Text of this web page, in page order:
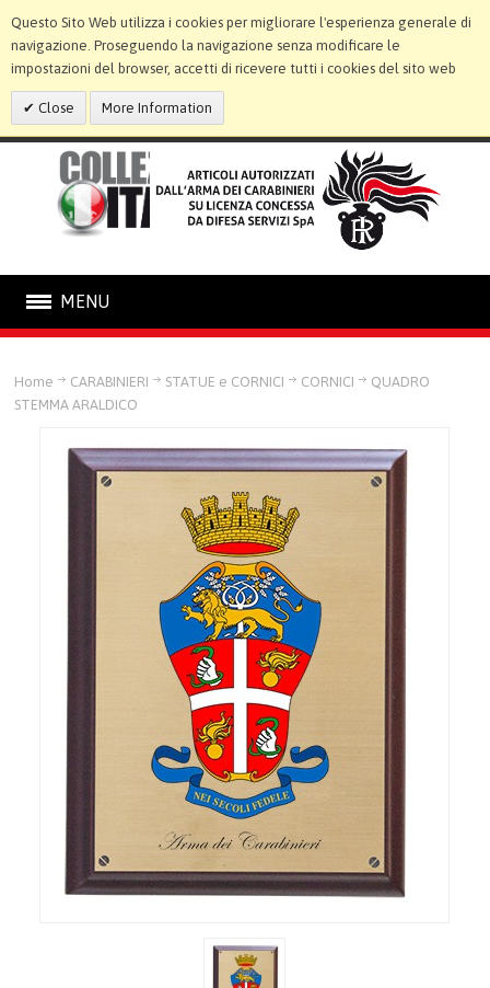
Questo Sito Web utilizza i cookies per migliorare l'esperienza generale di
navigazione. Proseguendo la navigazione senza modificare le
impostazioni del browser, accetti di ricevere tutti i cookies del sito web
Close More Information
MENU
STATUE E CORNICI
RILIEVI
AGENDE & CALENDARI
Home CARABINIERI STATUE e CORNICI CORNICI
QUADRO
STEMMA ARALDICO